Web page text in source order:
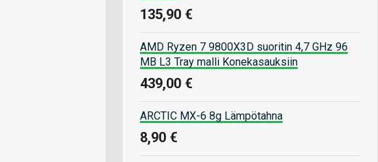
135,90 €
AMD Ryzen 7 9800X3D suoritin 4,7 GHz 96
MB L3 Tray malli Konekasauksiin
439,00 €
ARCTIC MX-6 8g Lämpötahna
8,90 €